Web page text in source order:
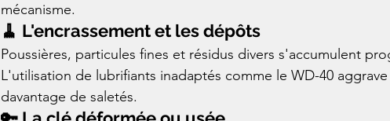
mécanisme.
🧹 L'encrassement et les dépôts
Poussières, particules fines et résidus divers s'accumulent
L'utilisation de lubrifiants inadaptés comme le WD-40
davantage de saletés.